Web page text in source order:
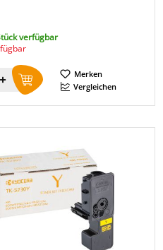
verfügbar
Merken
Vergleichen